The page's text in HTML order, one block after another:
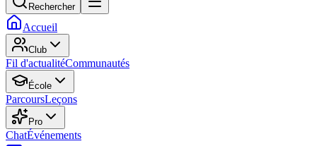
Rechercher
Accueil
Club
Fil d'actualitéCommunautés
École
ParcoursLeçons
Pro
ChatÉvénements